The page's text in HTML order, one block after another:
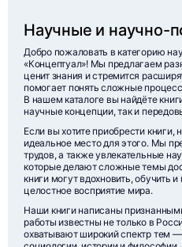
Научные и научно-
Добро пожаловать в категорию
«Концептуал»! Мы предлагаем
ценит знания и стремится
помогает понять сложные
В нашем каталоге вы найдёте
научные концепции, так и
Если вы хотите приобрести
идеальное место для этого. Мы
трудов, а также увлекательные
которые делают сложные темы
книги могут вдохновить, обучить
целостное восприятие мира.
Наши книги написаны
работы известны не только в
охватывают широкий спектр тем